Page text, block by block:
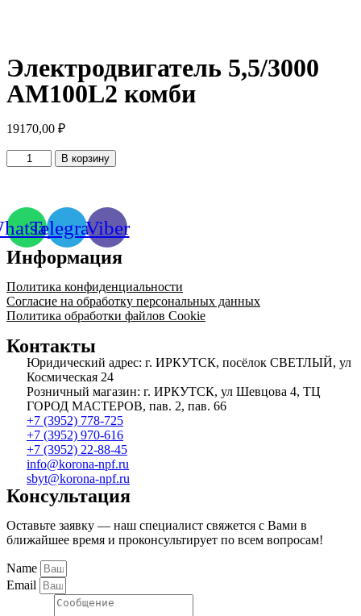
Электродвигатель 5,5/3000
АМ100L2 комби
19170,00 ₽
Количество
товара
АМ100L2
комби
В корзину
TelegramViber
Информация
Политика конфиденциальности
Согласие на обработку персональных данных
Политика обработки файлов Cookie
Контакты
Юридический адрес: г. ИРКУТСК, посёлок СВЕТЛЫЙ, ул
Космическая 24
Розничный магазин: г. ИРКУТСК, ул Шевцова 4, ТЦ
ГОРОД МАСТЕРОВ, пав. 2, пав. 66
+7 (3952) 778-725
+7 (3952) 970-616
+7 (3952) 22-88-45
info@korona-npf.ru
sbyt@korona-npf.ru
Консультация
Оставьте заявку — наш специалист свяжется с Вами в
ближайшее время и проконсультирует по всем вопросам!
Name
Email